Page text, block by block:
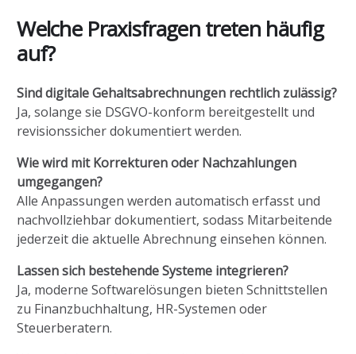
Welche Praxisfragen treten häufig
auf?
Sind digitale Gehaltsabrechnungen rechtlich zulässig?
Ja, solange sie DSGVO-konform bereitgestellt und
revisionssicher dokumentiert werden.
Wie wird mit Korrekturen oder Nachzahlungen
umgegangen?
Alle Anpassungen werden automatisch erfasst und
nachvollziehbar dokumentiert, sodass Mitarbeitende
jederzeit die aktuelle Abrechnung einsehen können.
Lassen sich bestehende Systeme integrieren?
Ja, moderne Softwarelösungen bieten Schnittstellen
zu Finanzbuchhaltung, HR-Systemen oder
Steuerberatern.